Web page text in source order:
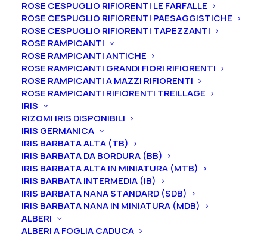
ROSE CESPUGLIO RIFIORENTI LE FARFALLE
ROSE CESPUGLIO RIFIORENTI PAESAGGISTICHE
ROSE CESPUGLIO RIFIORENTI TAPEZZANTI
ROSE RAMPICANTI
ROSE RAMPICANTI ANTICHE
ROSE RAMPICANTI GRANDI FIORI RIFIORENTI
ROSE RAMPICANTI A MAZZI RIFIORENTI
ROSE RAMPICANTI RIFIORENTI TREILLAGE
IRIS
RIZOMI IRIS DISPONIBILI
IRIS GERMANICA
IRIS BARBATA ALTA (TB)
IRIS BARBATA DA BORDURA (BB)
IRIS BARBATA ALTA IN MINIATURA (MTB)
IRIS BARBATA INTERMEDIA (IB)
IRIS BARBATA NANA STANDARD (SDB)
IRIS BARBATA NANA IN MINIATURA (MDB)
ALBERI
ALBERI A FOGLIA CADUCA
19,00€
La Rosa “Hot Lady® – Exquisite” è un ibrido di Tea
rifiorente dal fiore fiore doppio a coppa di color rosa
scuro, dal forte profumo. A maturità raggiunge i 100
cm in altezza (50 cm li larghezza), un bel cespuglio
compatto.
Dimensione vaso
Rosa
ibrido
di
tea
Aggiungi al preventivo
Ordina subito questo prodotto!